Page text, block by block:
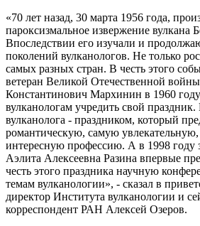
«70 лет назад, 30 марта 1956 года,
пароксизмальное извержение вулкана
Впоследствии его изучали и
поколений вулканологов. Не только
самых разных стран. В честь этого
ветеран Великой Отечественной
Константинович Мархинин в 1960
вулканологам учредить свой
вулканолога - праздником, который
романтическую, самую
интересную профессию. А в 1998 году
Аэлита Алексеевна Разина впервые
честь этого праздника научную
темам вулканологии», - сказал в
директор Института вулканологии и
корреспондент РАН Алексей Озеров.